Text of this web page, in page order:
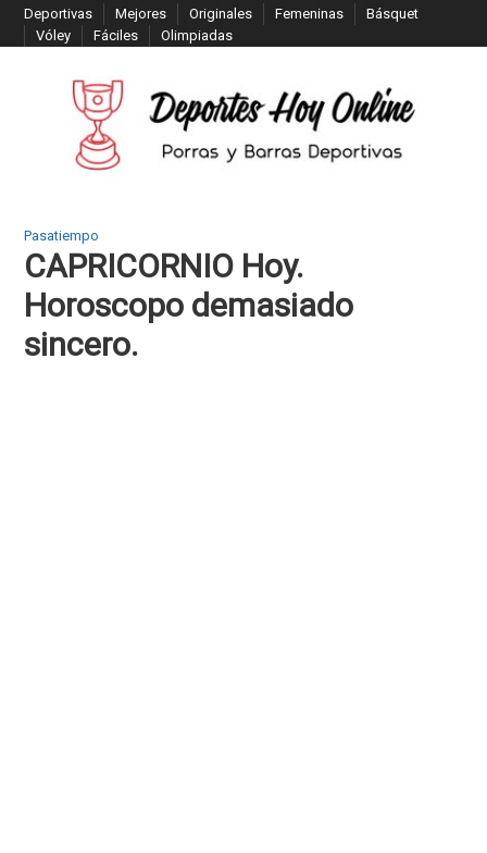
Deportivas Mejores Originales Femeninas
Básquet
Vóley
Fáciles Olimpiadas
Pasatiempo
CAPRICORNIO Hoy.
Horoscopo demasiado
sincero.